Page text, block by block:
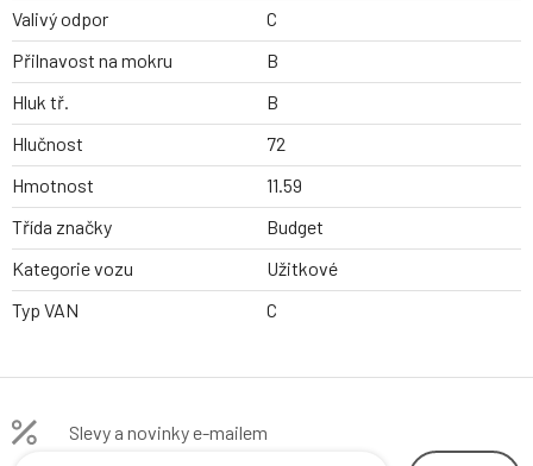
Valivý odpor
C
Přilnavost na mokru
B
Hluk tř.
B
Hlučnost
72
Hmotnost
11.59
Třída značky
Budget
Kategorie vozu
Užitkové
Typ VAN
C
Slevy a novinky e-mailem